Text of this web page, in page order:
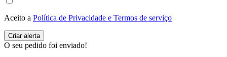
Aceito a Política de Privacidade e Termos de serviço
O seu pedido foi enviado!